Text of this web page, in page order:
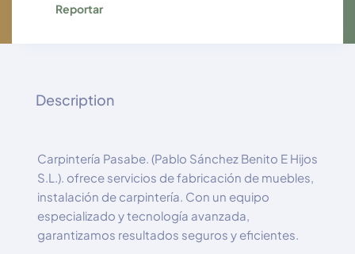
Reportar
Description
Carpintería Pasabe. (Pablo Sánchez Benito E Hijos
S.L.). ofrece servicios de fabricación de muebles,
instalación de carpintería. Con un equipo
especializado y tecnología avanzada,
garantizamos resultados seguros y eficientes.